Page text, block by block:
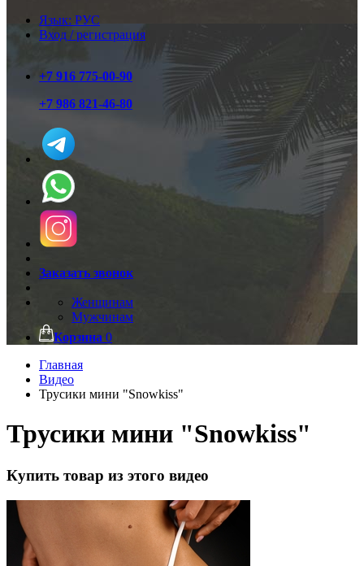
Язык: РУС
Вход / регистрация
+7 916 775-00-90
+7 986 821-46-80
Заказать звонок
Женщинам
Мужчинам
Корзина 0
Главная
Видео
Трусики мини "Snowkiss"
Трусики мини "Snowkiss"
Купить товар из этого видео